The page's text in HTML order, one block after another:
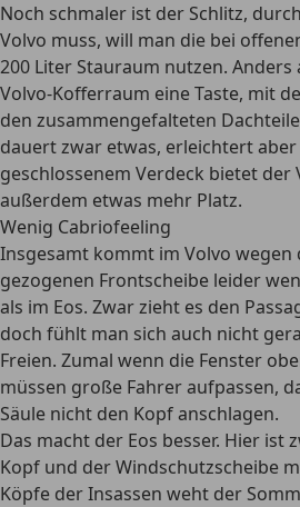
Noch schmaler ist der Schlitz,
Volvo muss, will man die bei
200 Liter Stauraum nutzen. Anders
Volvo-Kofferraum eine Taste, mit
den zusammengefalteten
dauert zwar etwas, erleichtert aber
geschlossenem Verdeck bietet der
außerdem etwas mehr Platz.
Wenig Cabriofeeling
Insgesamt kommt im Volvo
gezogenen Frontscheibe leider
als im Eos. Zwar zieht es den
doch fühlt man sich auch nicht
Freien. Zumal wenn die Fenster
müssen große Fahrer aufpassen,
Säule nicht den Kopf anschlagen.
Das macht der Eos besser. Hier ist
Kopf und der Windschutzscheibe
Köpfe der Insassen weht der